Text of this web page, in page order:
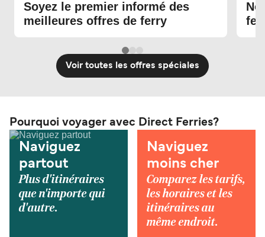
Soyez le premier informé des
meilleures offres de ferry
Voir toutes les offres spéciales
Pourquoi voyager avec Direct Ferries?
Naviguez
partout
Plus d'itinéraires
que n'importe qui
d'autre.
Naviguez
moins cher
Comparez les tarifs,
les horaires et les
itinéraires au
même endroit.